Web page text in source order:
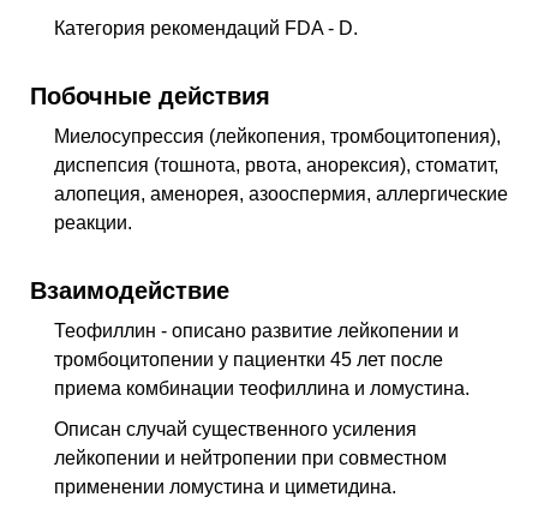
Категория рекомендаций FDA - D.
Побочные действия
Миелосупрессия (лейкопения, тромбоцитопения),
диспепсия (тошнота, рвота, анорексия), стоматит,
алопеция, аменорея, азооспермия, аллергические
реакции.
Взаимодействие
Теофиллин - описано развитие лейкопении и
тромбоцитопении у пациентки 45 лет после
приема комбинации теофиллина и ломустина.
Описан случай существенного усиления
лейкопении и нейтропении при совместном
применении ломустина и циметидина.